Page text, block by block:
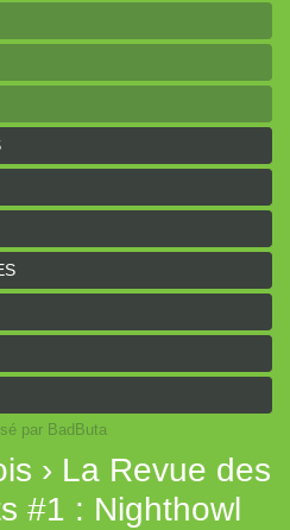
Vaillants)
(Coeurs Vaillants)
Vaillants)
par BadButa
› La Revue des
#1 : Nighthowl